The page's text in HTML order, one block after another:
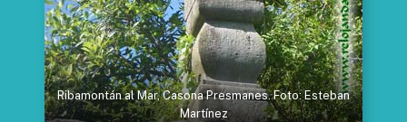
Ribamontán al Mar, Casona Presmanes. Foto: Esteban
Martínez